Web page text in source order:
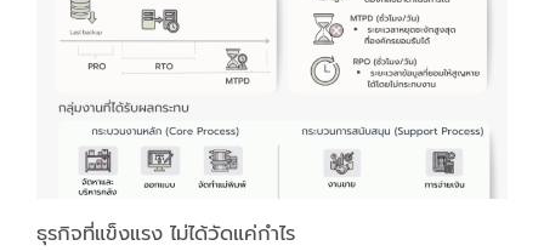
กรม
สรรพ
สามิต
ธุรกิจที่แข็งแรง ไม่ได้วัดแค่กำไร